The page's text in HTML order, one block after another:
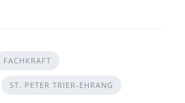
FACHKRAFT
ST. PETER TRIER-EHRANG